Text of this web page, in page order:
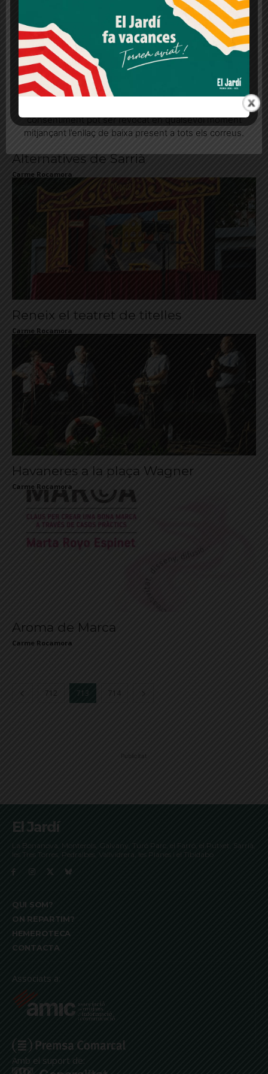
Alternatives de Sarrià
Carme Rocamora
Reneix el teatret de titelles
Carme Rocamora
Havaneres a la plaça Wagner
Carme Rocamora
Aroma de Marca
Carme Rocamora
712 713 714
Publicitat
El Jardí
La Bonanova, Monterols, Galvany, Turó Parc, el Farró, el Putxet, Sarrià,
les Tres Torres, Pedralbes, Vallvidrera, les Planes i el Tibidabo
QUI SOM?
ON REPARTIM?
HEMEROTECA
CONTACTA
Associats a:
Amb el suport de:
lloc web. Si cliques "acceptar" dones el teu
Més informació Acceptar Rebutjar tot
Quan l’usuari crea un compte al Diari el Jardí, dona el
seu consentiment explícit per rebre comunicacions
consentiment pot ser revocat en qualsevol moment
mitjançant l’enllaç de baixa present a tots els correus.